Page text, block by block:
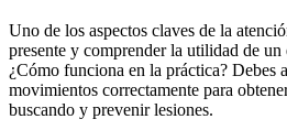
Uno de los aspectos claves de la
presente y comprender la utilidad de
¿Cómo funciona en la práctica? Debes
movimientos correctamente para
buscando y prevenir lesiones.